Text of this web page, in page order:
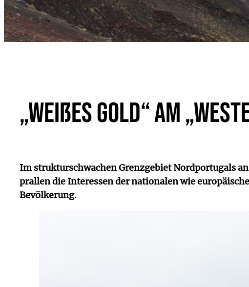
„Weißes Gold“ am
Im strukturschwachen Grenzgebiet Nordportugals
prallen die Interessen der nationalen wie
Bevölkerung.